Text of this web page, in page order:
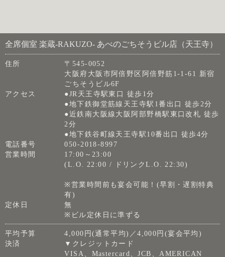
全席個室 楽蔵‐RAKUZO‐ あべのごちそうビル店（天王寺）
住所
〒545-0052
大阪府大阪市阿倍野区阿倍野筋1-1-61 新宿
ごちそうビル6F
アクセス
●JR天王寺駅東口 徒歩1分
●地下鉄御堂筋線天王寺駅1番出口 徒歩2分
●近鉄南大阪線大阪阿部野橋駅東口改札 徒歩
2分
●地下鉄谷町線天王寺駅10番出口 徒歩4分
電話番号
050-2018-8997
営業時間
17:00～23:00
(L.O. 22:00 / ドリンクL.O. 22:30)
※営業時間前も宴会可能！(早割・遅割特典
有)
定休日
無
※ビル定休日に準ずる
平均予算
4,000円(通常平均)／4,000円(宴会平均)
決済
▼クレジットカード
VISA、Mastercard、JCB、AMERICAN